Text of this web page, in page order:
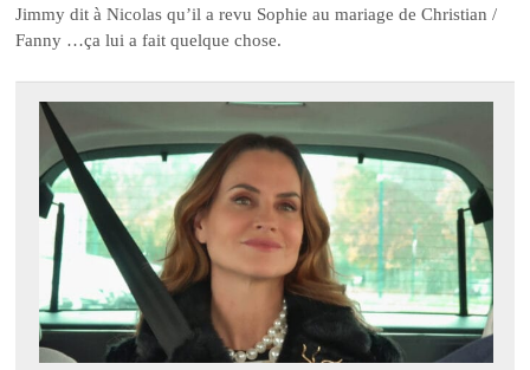
Jimmy dit à Nicolas qu’il a revu Sophie au mariage de Christian /
Fanny …ça lui a fait quelque chose.